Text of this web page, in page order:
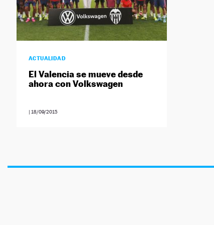
ACTUALIDAD
El Valencia se mueve desde
ahora con Volkswagen
| 18/09/2015